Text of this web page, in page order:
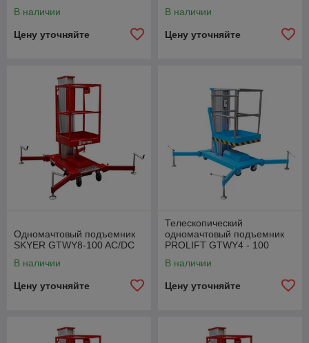
В наличии
Цену уточняйте
В наличии
Цену уточняйте
Одномачтовый подъемник
SKYER GTWY8-100 AC/DC
В наличии
Цену уточняйте
Телескопический
одномачтовый подъемник
PROLIFT GTWY4 - 100
В наличии
Цену уточняйте